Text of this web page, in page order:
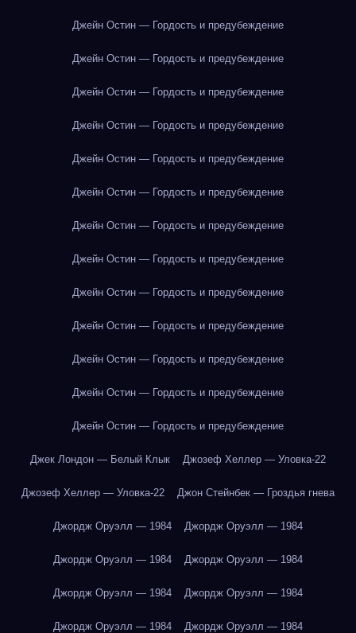
Джейн Остин — Гордость и предубеждение
Джейн Остин — Гордость и предубеждение
Джейн Остин — Гордость и предубеждение
Джейн Остин — Гордость и предубеждение
Джейн Остин — Гордость и предубеждение
Джейн Остин — Гордость и предубеждение
Джейн Остин — Гордость и предубеждение
Джейн Остин — Гордость и предубеждение
Джейн Остин — Гордость и предубеждение
Джейн Остин — Гордость и предубеждение
Джейн Остин — Гордость и предубеждение
Джейн Остин — Гордость и предубеждение
Джейн Остин — Гордость и предубеждение
Джек Лондон — Белый Клык Джозеф Хеллер — Уловка-22
Джозеф Хеллер — Уловка-22 Джон Стейнбек — Гроздья гнева
Джордж Оруэлл — 1984 Джордж Оруэлл — 1984
Джордж Оруэлл — 1984 Джордж Оруэлл — 1984
Джордж Оруэлл — 1984 Джордж Оруэлл — 1984
Джордж Оруэлл — 1984 Джордж Оруэлл — 1984